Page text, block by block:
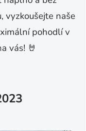
vyzkoušejte naše
pohodlí v
vás! 🤘